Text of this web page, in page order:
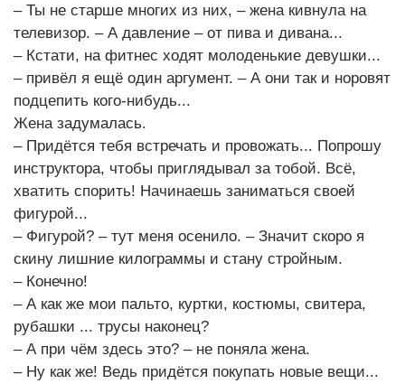
– Ты не старше многих из них, – жена кивнула на
телевизор. – А давление – от пива и дивана...
– Кстати, на фитнес ходят молоденькие девушки...
– привёл я ещё один аргумент. – А они так и норовят
подцепить кого-нибудь...
Жена задумалась.
– Придётся тебя встречать и провожать... Попрошу
инструктора, чтобы приглядывал за тобой. Всё,
хватить спорить! Начинаешь заниматься своей
фигурой...
– Фигурой? – тут меня осенило. – Значит скоро я
скину лишние килограммы и стану стройным.
– Конечно!
– А как же мои пальто, куртки, костюмы, свитера,
рубашки ... трусы наконец?
– А при чём здесь это? – не поняла жена.
– Ну как же! Ведь придётся покупать новые вещи...